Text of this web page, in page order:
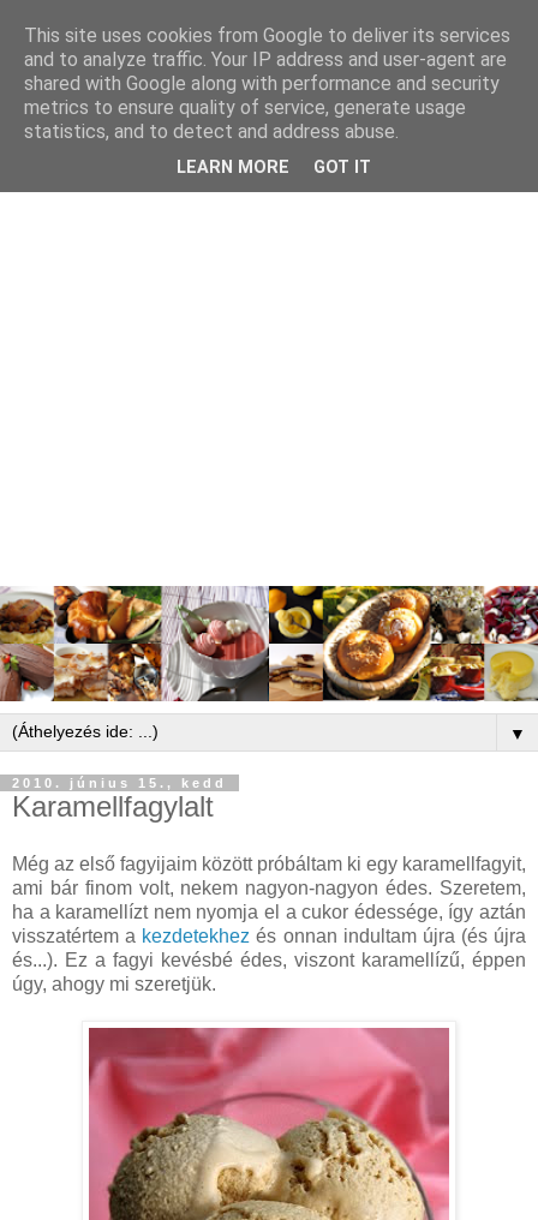
▼
2010. június 15., kedd
Karamellfagylalt
Még az első fagyijaim között próbáltam ki egy karamellfagyit,
ami bár finom volt, nekem nagyon-nagyon édes. Szeretem,
ha a karamellízt nem nyomja el a cukor édessége, így aztán
visszatértem a kezdetekhez és onnan indultam újra (és újra
és...). Ez a fagyi kevésbé édes, viszont karamellízű, éppen
úgy, ahogy mi szeretjük.
This site uses cookies from Google to deliver its services
and to analyze traffic. Your IP address and user-agent are
shared with Google along with performance and security
metrics to ensure quality of service, generate usage
statistics, and to detect and address abuse.
LEARN MORE GOT IT